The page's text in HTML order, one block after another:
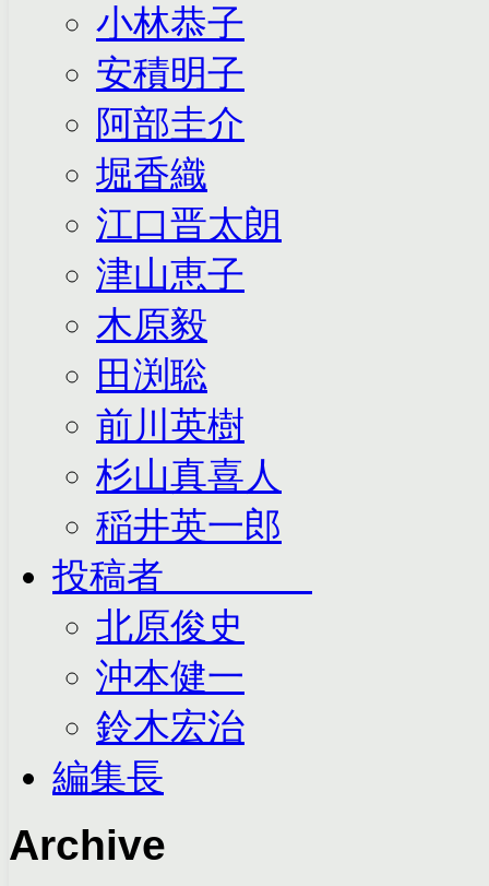
小林恭子
安積明子
阿部圭介
堀香織
江口晋太朗
津山恵子
木原毅
田渕聡
前川英樹
杉山真喜人
稲井英一郎
投稿者
北原俊史
沖本健一
鈴木宏治
編集長
Archive